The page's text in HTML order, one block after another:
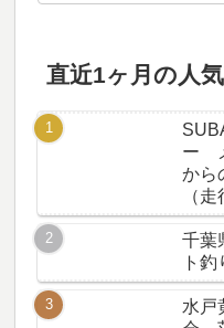
直近1ヶ月の人
ー
から
（
千葉
ト
水戸